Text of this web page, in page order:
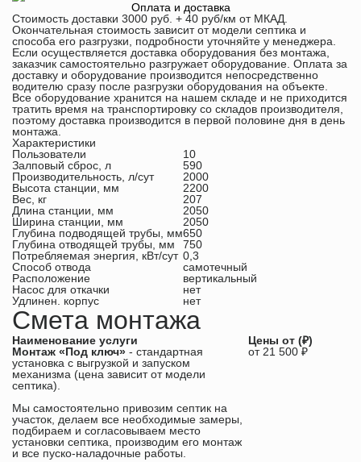
Оплата и доставка
Стоимость доставки 3000 руб. + 40 руб/км от МКАД.
Окончательная стоимость зависит от модели септика и
способа его разгрузки, подробности уточняйте у менеджера.
Если осуществляется доставка оборудования без монтажа,
заказчик самостоятельно разгружает оборудование. Оплата за
доставку и оборудование производится непосредственно
водителю сразу после разгрузки оборудования на объекте.
Все оборудование хранится на нашем складе и не приходится
тратить время на транспортировку со складов производителя,
поэтому доставка производится в первой половине дня в день
монтажа.
Характеристики
Пользователи
10
Залповый сброс, л
590
Производительность, л/сут
2000
Высота станции, мм
2200
Вес, кг
207
Длина станции, мм
2050
Ширина станции, мм
2050
Глубина подводящей трубы, мм650
Глубина отводящей трубы, мм
750
Потребляемая энергия, кВт/сут 0,3
Способ отвода
самотечный
Расположение
вертикальный
Насос для откачки
нет
Удлинен. корпус
нет
Смета монтажа
Наименование услуги
Цены от (₽)
Монтаж «Под ключ» - стандартная
установка с выгрузкой и запуском
механизма (цена зависит от модели
септика).
Мы самостоятельно привозим септик на
участок, делаем все необходимые замеры,
подбираем и согласовываем место
установки септика, производим его монтаж
и все пуско-наладочные работы.
от 21 500 ₽